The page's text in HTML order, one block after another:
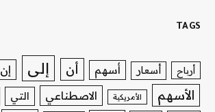
TAGS
أرباح أسعار أسهم أن إلى إن
الأسهم الأمريكية الاصطناعي التي